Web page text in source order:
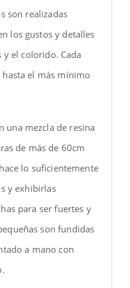
son realizadas
los gustos y detalles
y el colorido. Cada
el más mínimo
una mezcla de resina
de más de 60cm
lo suficientemente
y exhibirlas
para ser fuertes y
son fundidas
a mano con